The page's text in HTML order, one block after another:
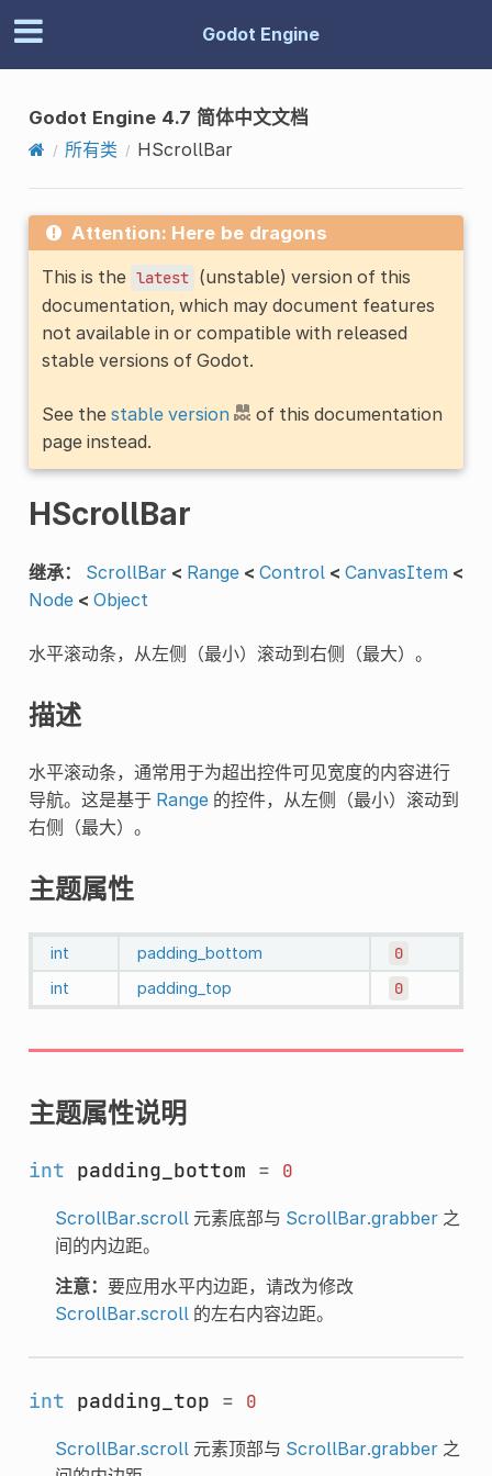
Godot Engine
Godot Engine 4.7 简体中文文档
所有类
HScrollBar
Attention: Here be dragons
This is the latest (unstable) version of this
documentation, which may document features
not available in or compatible with released
stable versions of Godot.
See the stable version
of this documentation
page instead.
HScrollBar
继承： ScrollBar < Range < Control < CanvasItem <
Node < Object
水平滚动条，从左侧（最小）滚动到右侧（最大）。
描述
水平滚动条，通常用于为超出控件可见宽度的内容进行
导航。这是基于 Range的控件，从左侧（最小）滚动到
右侧（最大）。
主题属性
int padding_bottom 0
int padding_top 0
主题属性说明
int padding_bottom = 0
ScrollBar.scroll元素底部与 ScrollBar.grabber之
间的内边距。
注意： 要应用水平内边距，请改为修改
ScrollBar.scroll的左右内容边距。
int padding_top = 0
ScrollBar.scroll元素顶部与 ScrollBar.grabber之